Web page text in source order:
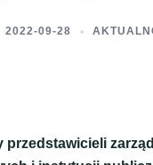
2022-09-28
przedstawicieli